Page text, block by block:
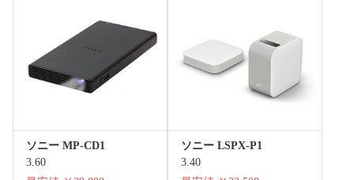
ソニー MP-CD1
3.60
ソニー LSPX-P1
3.40